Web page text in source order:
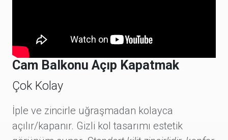
Cam Balkonu Açıp Kapatmak
Çok Kolay
İple ve zincirle uğraşmadan kolayca
açılır/kapanır. Gizli kol tasarımı estetik